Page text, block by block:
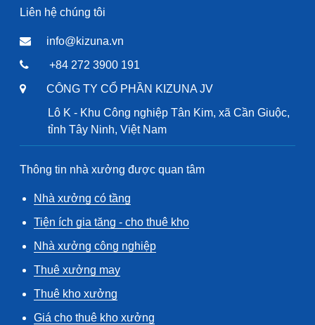
Liên hệ chúng tôi
info@kizuna.vn
+84 272 3900 191
CÔNG TY CỔ PHẦN KIZUNA JV
Lô K - Khu Công nghiệp Tân Kim, xã Cần Giuộc,
tỉnh Tây Ninh, Việt Nam
Thông tin nhà xưởng được quan tâm
Nhà xưởng có tầng
Tiện ích gia tăng - cho thuê kho
Nhà xưởng công nghiệp
Thuê xưởng may
Thuê kho xưởng
Giá cho thuê kho xưởng